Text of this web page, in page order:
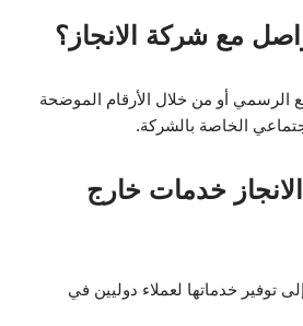
مع شركة الانجاز؟
الرسمي أو من خلال الأرقام الموضحة
الخاصة بالشركة.
خدمات خارج
توفير خدماتها لعملاء دوليين في